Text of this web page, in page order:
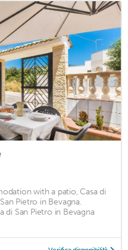
with a patio, Casa di
Pietro in Bevagna.
di San Pietro in Bevagna